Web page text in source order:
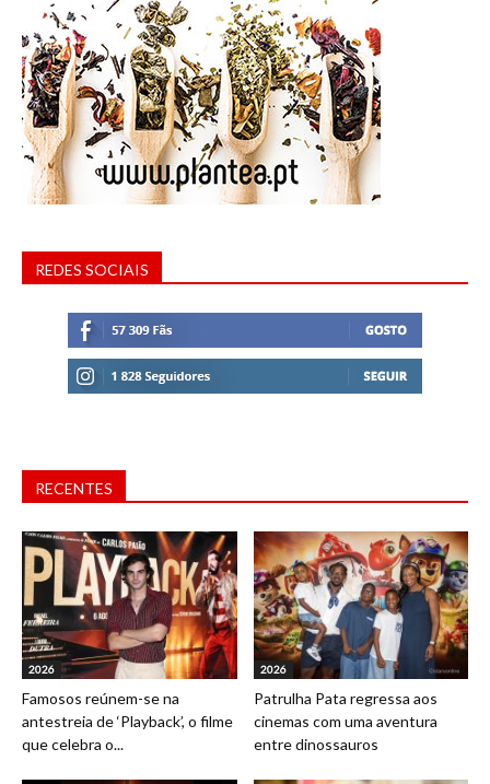
REDES SOCIAIS
RECENTES
2026
Famosos reúnem-se na
antestreia de ‘Playback’, o filme
que celebra o...
2026
Patrulha Pata regressa aos
cinemas com uma aventura
entre dinossauros